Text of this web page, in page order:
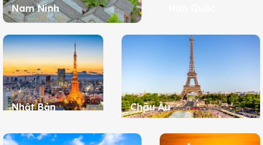
Nam Ninh
Nhật Bản Châu Âu